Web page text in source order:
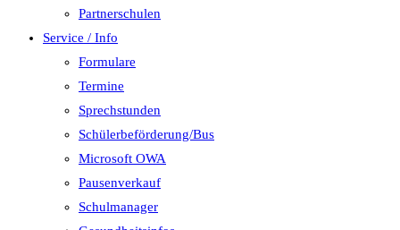
Partnerschulen
Service / Info
Formulare
Termine
Sprechstunden
Schülerbeförderung/Bus
Microsoft OWA
Pausenverkauf
Schulmanager